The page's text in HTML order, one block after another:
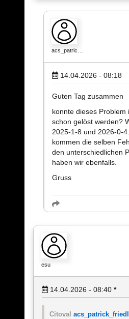
acs_patric…
14.04.2026 - 08:18
Guten Tag zusammen
konnte dieses Problem
schon gelöst werden?
2025-1-8 und 2026-0-
kommen die selben
den unterschiedlichen
haben wir ebenfalls.
Gruss
esu
14.04.2026 - 08:40 *
Citoval